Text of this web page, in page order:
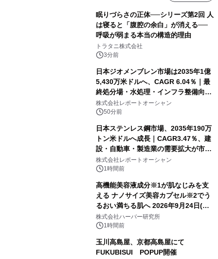
眠りづらさの正体──シリーズ第2回 人
は寝ると「腹腔の余白」が消える──
呼吸が弱まる本当の構造的理由
トラタニ株式会社
3分前
日本ジオメンブレン市場は2035年1億
5,430万米ドルへ、CAGR 6.04％｜最
終処分場・水処理・インフラ整備向け
需要拡大
株式会社レポートオーシャン
50分前
日本ステンレス鋼市場、2035年190万
トン米ドルへ成長｜CAGR3.47％、建
設・自動車・製造業の需要拡大が市場
を牽引
株式会社レポートオーシャン
1時間前
高機能美容液成分※1が肌なじみを支
える ナノサイズ美容カプセル※2でう
るおい満ちる肌へ 2026年9月24日(木)
よりリニューアル新発売 『ディープモ
イストセラム』
株式会社ハーバー研究所
1時間前
玉川高島屋、京都高島屋にて
FUKUBISUI POPUP開催